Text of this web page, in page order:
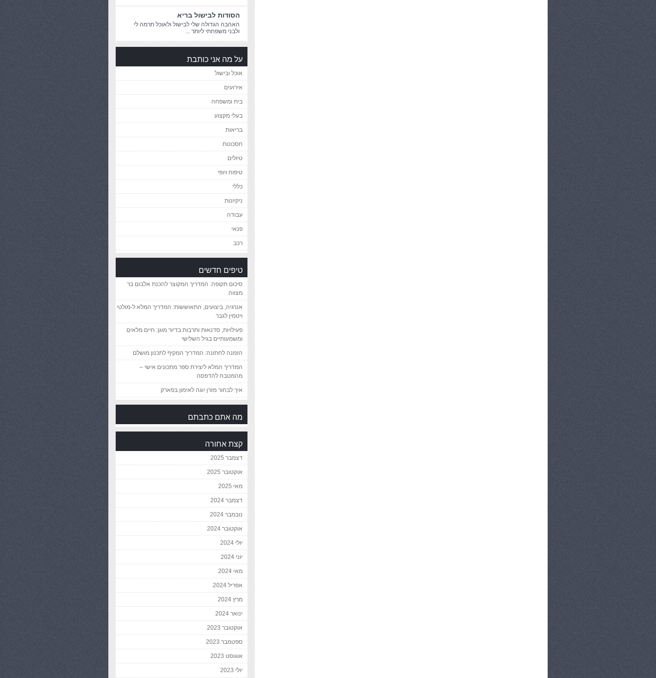
הסודות לבישול בריא
האהבה הגדולה שלי לבישול ולאוכל תרמה לי
ולבני משפחתי ליותר ...
על מה אני כותבת
אוכל ובישול
אירועים
בית ומשפחה
בעלי מקצוע
בריאות
חסכונות
טיולים
טיפוח ויופי
כללי
ניקיונות
עבודה
פנאי
רכב
טיפים חדשים
סיכום תקופה: המדריך המקוצר להכנת אלבום בר
מצווה
אנרגיה, ביצועים, התאוששות: המדריך המלא ל-מולטי
ויטמין לגבר
פעילויות, סדנאות ותרבות בדיור מוגן: חיים מלאים
ומשמעותיים בגיל השלישי
הזמנה לחתונה: המדריך המקיף לתכנון מושלם
המדריך המלא ליצירת ספר מתכונים אישי –
מהמטבח להדפסה
איך לבחור מזרן יוגה לאימון בפארק
מה אתם כתבתם
קצת אחורה
דצמבר 2025
אוקטובר 2025
מאי 2025
דצמבר 2024
נובמבר 2024
אוקטובר 2024
יולי 2024
יוני 2024
מאי 2024
אפריל 2024
מרץ 2024
ינואר 2024
אוקטובר 2023
ספטמבר 2023
אוגוסט 2023
יולי 2023